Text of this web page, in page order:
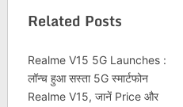
Related Posts
Realme V15 5G Launches :
लॉन्च हुआ सस्ता 5G स्मार्टफोन
Realme V15, जानें Price और